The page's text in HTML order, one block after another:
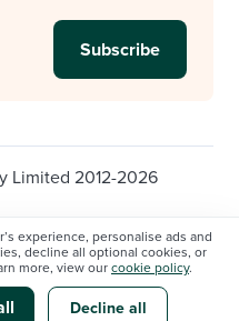
experience, personalise ads and
decline all optional cookies, or
more, view our cookie policy.
Decline all
Limited 2012-2026
Cookie Settings
information
statement